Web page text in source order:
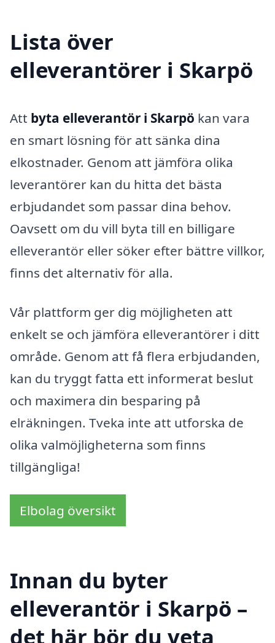
Lista över
elleverantörer i Skarpö
Att byta elleverantör i Skarpö kan vara
en smart lösning för att sänka dina
elkostnader. Genom att jämföra olika
leverantörer kan du hitta det bästa
erbjudandet som passar dina behov.
Oavsett om du vill byta till en billigare
elleverantör eller söker efter bättre villkor,
finns det alternativ för alla.
Vår plattform ger dig möjligheten att
enkelt se och jämföra elleverantörer i ditt
område. Genom att få flera erbjudanden,
kan du tryggt fatta ett informerat beslut
och maximera din besparing på
elräkningen. Tveka inte att utforska de
olika valmöjligheterna som finns
tillgängliga!
Elbolag översikt
Innan du byter
elleverantör i Skarpö –
det här bör du veta